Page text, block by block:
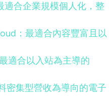
適合企業規模個人化，整
：最適合內容豐富且以
適合以入站為主導的
密集型營收為導向的電子